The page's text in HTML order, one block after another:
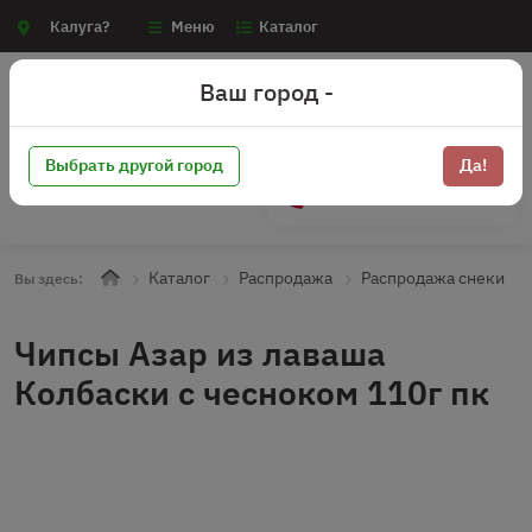
Калуга? Меню Каталог
Вы здесь: Каталог Распродажа Распродажа снеки
Чипсы Азар из лаваша
Колбаски с чесноком 110г пк
Ваш город -
Выбрать другой город Да!